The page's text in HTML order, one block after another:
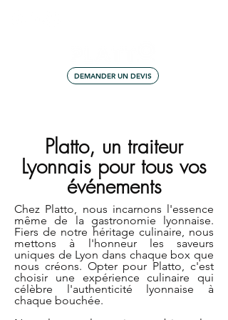
DEMANDER UN DEVIS
Platto, un traiteur
Lyonnais pour tous vos
événements
Chez Platto, nous incarnons l'essence
même de la gastronomie lyonnaise.
Fiers de notre héritage culinaire, nous
mettons à l'honneur les saveurs
uniques de Lyon dans chaque box que
nous créons. Opter pour Platto, c'est
choisir une expérience culinaire qui
célèbre l'authenticité lyonnaise à
chaque bouchée.